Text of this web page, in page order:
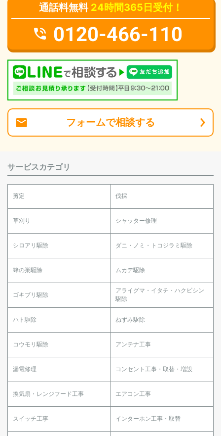
通話料無料 24時間365日受付！
0120-466-110
フォームで相談する
サービスカテゴリ
剪定 伐採
草刈り シャッター修理
シロアリ駆除 ダニ・ノミ・トコジラミ駆除
蜂の巣駆除 ムカデ駆除
ゴキブリ駆除
アライグマ・イタチ・ハクビシン
駆除
ハト駆除 ねずみ駆除
コウモリ駆除 アンテナ工事
漏電修理 コンセント工事・取替・増設
換気扇・レンジフード工事 エアコン工事
スイッチ工事 インターホン工事・取替